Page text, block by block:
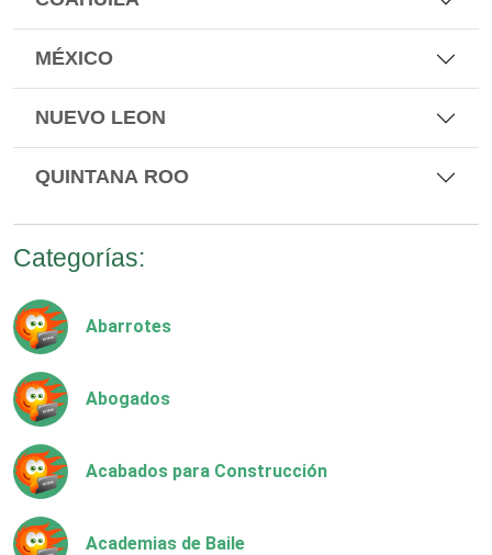
MÉXICO
NUEVO LEON
QUINTANA ROO
Categorías:
Abarrotes
Abogados
Acabados para Construcción
Academias de Baile